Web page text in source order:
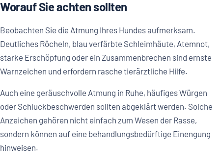
Worauf Sie achten sollten
Beobachten Sie die Atmung Ihres Hundes aufmerksam.
Deutliches Röcheln, blau verfärbte Schleimhäute, Atemnot,
starke Erschöpfung oder ein Zusammenbrechen sind ernste
Warnzeichen und erfordern rasche tierärztliche Hilfe.
Auch eine geräuschvolle Atmung in Ruhe, häufiges Würgen
oder Schluckbeschwerden sollten abgeklärt werden. Solche
Anzeichen gehören nicht einfach zum Wesen der Rasse,
sondern können auf eine behandlungsbedürftige Einengung
hinweisen.